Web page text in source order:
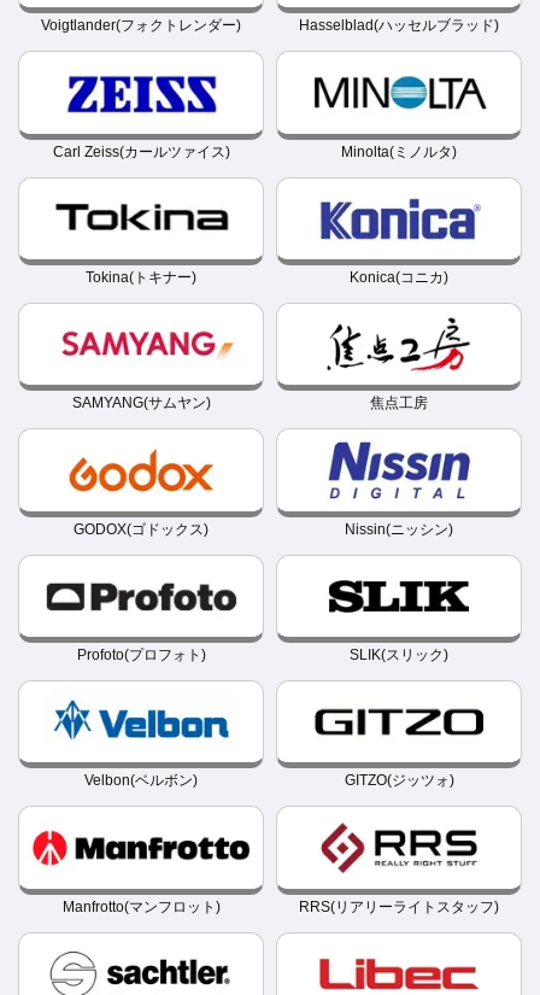
Voigtlander(フォクトレンダー) Hasselblad(ハッセルブラッド)
Carl Zeiss(カールツァイス) Minolta(ミノルタ)
Tokina(トキナー) Konica(コニカ)
SAMYANG(サムヤン) 焦点工房
GODOX(ゴドックス) Nissin(ニッシン)
Profoto(プロフォト) SLIK(スリック)
Velbon(ベルボン) GITZO(ジッツォ)
Manfrotto(マンフロット) RRS(リアリーライトスタッフ)